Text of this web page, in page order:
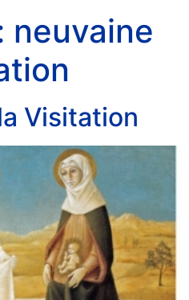
neuvaine
Visitation